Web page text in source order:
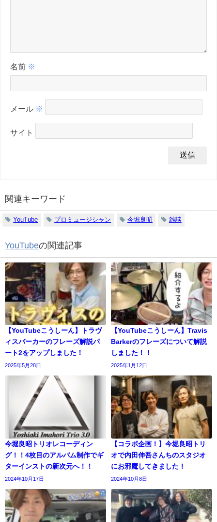
名前 ※
メール ※
サイト
関連キーワード
YouTube プロミュージシャン 今堀良昭 雑談
YouTubeの関連記事
【YouTubeこうしーん】トラヴ
ィスバーカーのフレーズ解説パ
ート2をアップしました！
2025年5月28日
【YouTubeこうしーん】Travis
Barkerのフレーズについて解説
しました！！
2025年1月12日
今堀良昭トリオレコーディン
グ！！4枚目のアルバム制作でギ
ターインストの新次元へ！！
2024年10月17日
【コラボ企画！】今堀良昭トリ
オで内田伸吾さんちのスタジオ
にお邪魔してきました！
2024年10月8日